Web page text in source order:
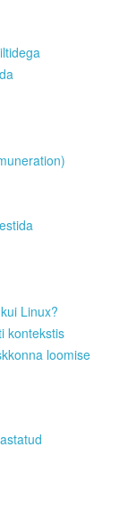
Linux?
kontekstis
loomise